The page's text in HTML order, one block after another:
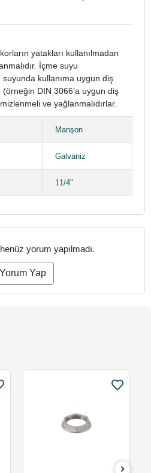
yatakları kullanılmadan
İçme suyu
kullanıma uygun diş
(örneğin DIN 3066’a uygun diş
ve yağlanmalıdırlar.
Manşon
Galvaniz
11/4"
yorum yapılmadı.
Yorum Yap